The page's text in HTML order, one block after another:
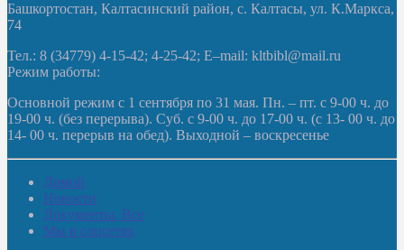
Башкортостан, Калтасинский район, с. Калтасы, ул. К.Маркса,
74
Тел.: 8 (34779) 4-15-42; 4-25-42; E–mail: kltbibl@mail.ru
Режим работы:
Основной режим с 1 сентября по 31 мая. Пн. – пт. с 9-00 ч. до
19-00 ч. (без перерыва). Суб. с 9-00 ч. до 17-00 ч. (с 13- 00 ч. до
14- 00 ч. перерыв на обед). Выходной – воскресенье
Домой
Новости
Документы. Все
Мы в соцсетях